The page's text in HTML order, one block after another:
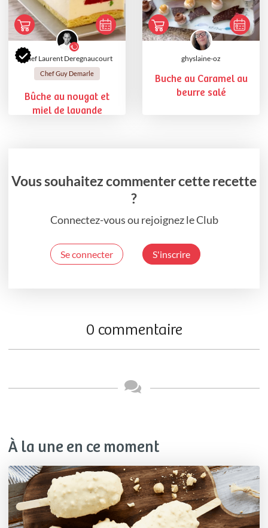
Chef Laurent Deregnaucourt
Chef Guy Demarle
Bûche au nougat et
miel de lavande
ghyslaine-oz
Buche au Caramel au
beurre salé
Vous souhaitez commenter cette recette
?
Connectez-vous ou rejoignez le Club
Se connecter S'inscrire
0 commentaire
À la une en ce moment